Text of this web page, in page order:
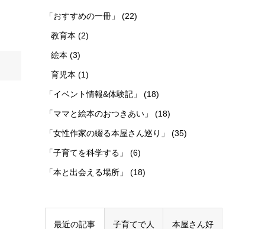
「おすすめの一冊」 (22)
教育本 (2)
絵本 (3)
育児本 (1)
「イベント情報&体験記」 (18)
「ママと絵本のおつきあい」 (18)
「女性作家の綴る本屋さん巡り」 (35)
「子育てを科学する」 (6)
「本と出会える場所」 (18)
最近の記事
子育てで人
本屋さん好